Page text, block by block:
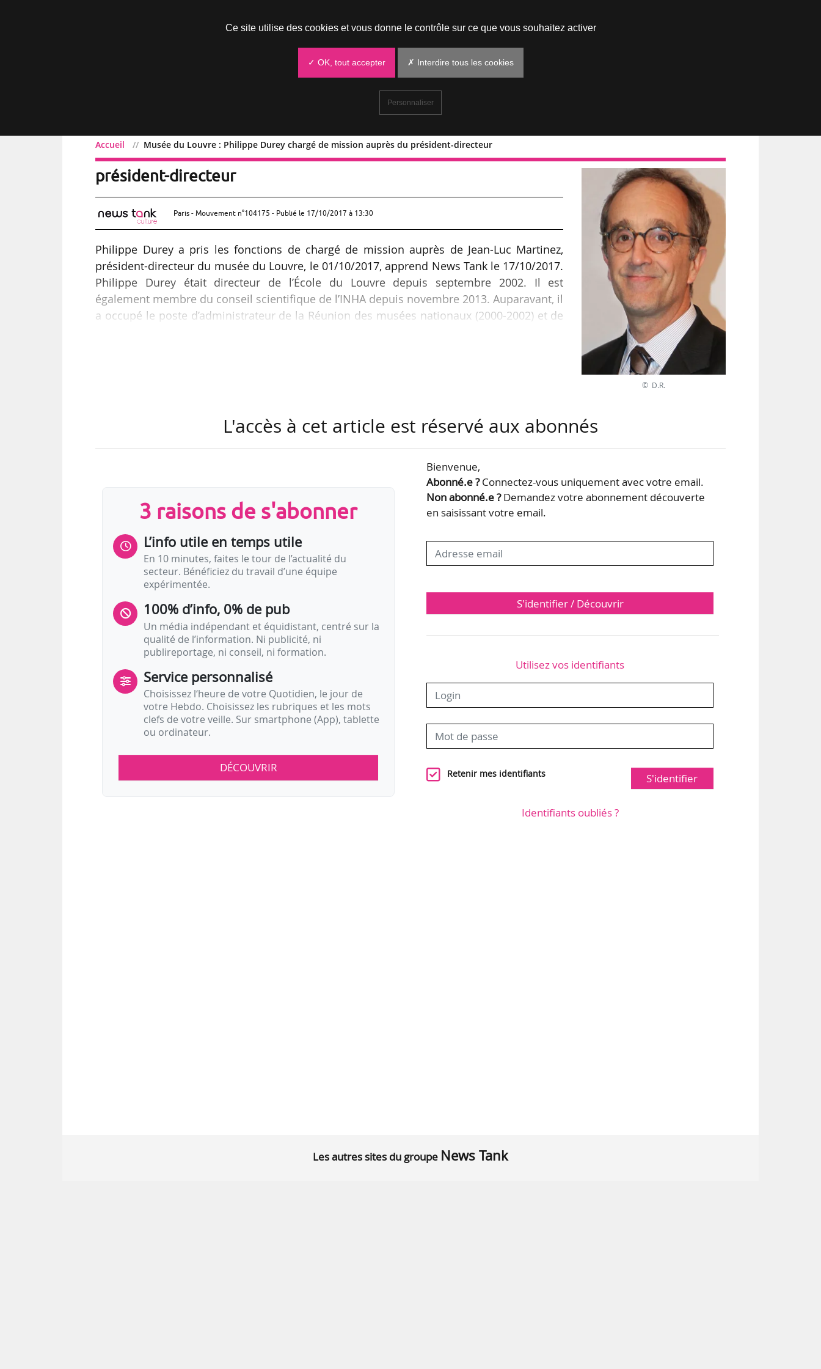
Accueil Musée du Louvre : Philippe Durey chargé de mission auprès du président-directeur
Musée du Louvre : Philippe Durey chargé de mission auprès du
président-directeur
Paris - Mouvement n°104175 - Publié le 17/10/2017 à 13:30
Philippe Durey a pris les fonctions de chargé de mission auprès de Jean-Luc Martinez,
président-directeur du musée du Louvre, le 01/10/2017, apprend News Tank le 17/10/2017.
Philippe Durey était directeur de l’École du Louvre depuis septembre 2002. Il est
également membre du conseil scientifique de l’INHA depuis novembre 2013. Auparavant, il
a occupé le poste d’administrateur de la Réunion des musées nationaux (2000-2002) et de
© D.R.
L'accès à cet article est réservé aux abonnés
3 raisons de s'abonner
L’info utile en temps utile
En 10 minutes, faites le tour de l’actualité du
secteur. Bénéficiez du travail d’une équipe
expérimentée.
100% d’info, 0% de pub
Un média indépendant et équidistant, centré sur la
qualité de l’information. Ni publicité, ni
publireportage, ni conseil, ni formation.
Service personnalisé
Choisissez l‘heure de votre Quotidien, le jour de
votre Hebdo. Choisissez les rubriques et les mots
clefs de votre veille. Sur smartphone (App), tablette
ou ordinateur.
DÉCOUVRIR
Bienvenue,
Abonné.e ?Connectez-vous uniquement avec votre email.
Non abonné.e ?Demandez votre abonnement découverte
en saisissant votre email.
S'identifier / Découvrir
Utilisez vos identifiants
Retenir mes identifiants S'identifier
Identifiants oubliés ?
Les autres sites du groupe News Tank
Ce site utilise des cookies et vous donne le contrôle sur ce que vous souhaitez activer
✓ OK, tout accepter ✗ Interdire tous les cookies
Personnaliser